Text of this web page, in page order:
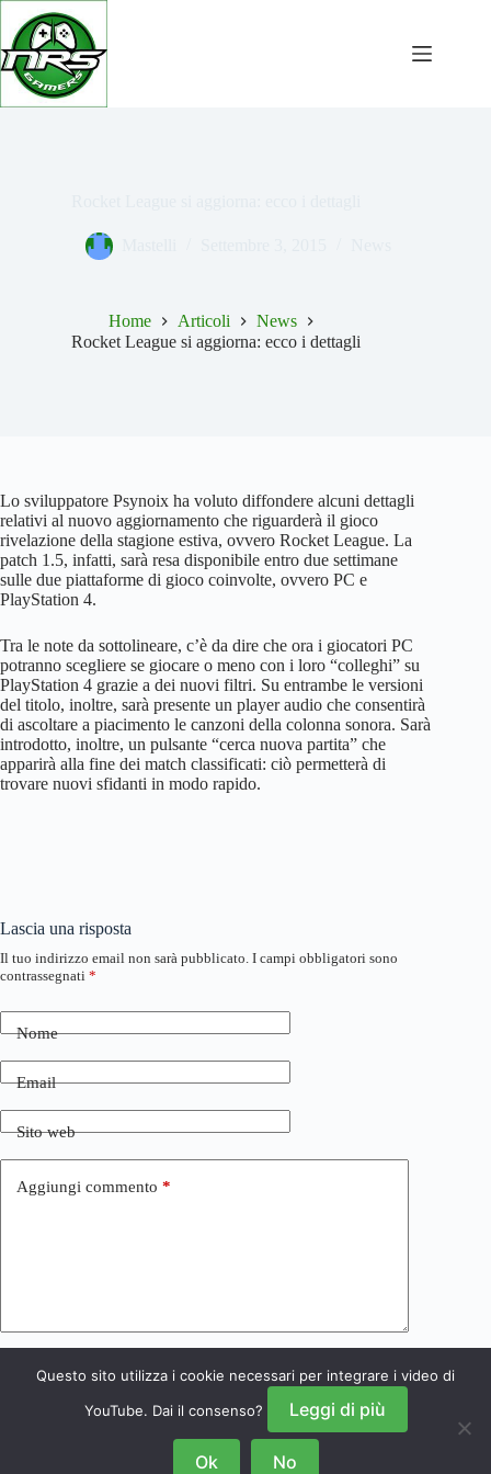
Salta
contenuto
Home Articoli
News
Rocket League si aggiorna: ecco i dettagli
Lo sviluppatore Psynoix ha voluto diffondere alcuni dettagli
relativi al nuovo aggiornamento che riguarderà il gioco
rivelazione della stagione estiva, ovvero Rocket League. La
patch 1.5, infatti, sarà resa disponibile entro due settimane
sulle due piattaforme di gioco coinvolte, ovvero PC e
PlayStation 4.
Tra le note da sottolineare, c’è da dire che ora i giocatori PC
potranno scegliere se giocare o meno con i loro “colleghi” su
PlayStation 4 grazie a dei nuovi filtri. Su entrambe le versioni
del titolo, inoltre, sarà presente un player audio che consentirà
di ascoltare a piacimento le canzoni della colonna sonora. Sarà
introdotto, inoltre, un pulsante “cerca nuova partita” che
apparirà alla fine dei match classificati: ciò permetterà di
trovare nuovi sfidanti in modo rapido.
Lascia una risposta
Il tuo indirizzo email non sarà pubblicato. I campi obbligatori sono
contrassegnati *
Nome
Email
Sito web
Aggiungi commento *
Invia commento
Questo sito utilizza i cookie necessari per integrare i video di
YouTube. Dai il consenso?
Leggi di più
Ok No